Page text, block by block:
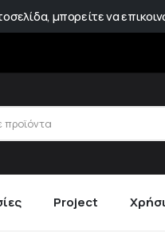
μπορείτε να
Project